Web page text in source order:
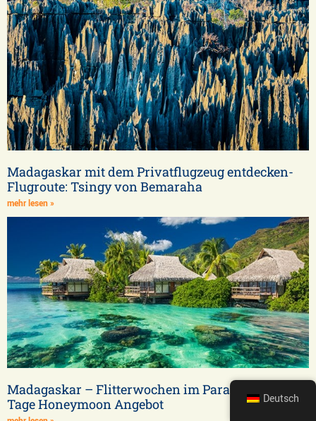
Madagaskar mit dem Privatflugzeug entdecken-
Flugroute: Tsingy von Bemaraha
mehr lesen »
Madagaskar – Flitterwochen im Paradies – 10
Tage Honeymoon Angebot
Deutsch